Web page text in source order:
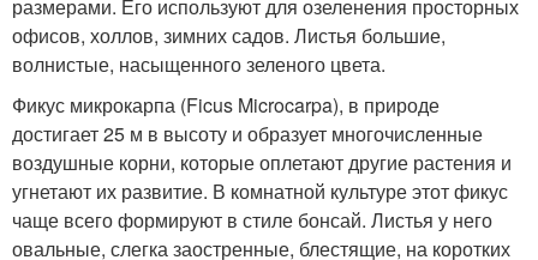
размерами. Его используют для озеленения просторных
офисов, холлов, зимних садов. Листья большие,
волнистые, насыщенного зеленого цвета.
Фикус микрокарпа (Ficus Microcarpa), в природе
достигает 25 м в высоту и образует многочисленные
воздушные корни, которые оплетают другие растения и
угнетают их развитие. В комнатной культуре этот фикус
чаще всего формируют в стиле бонсай. Листья у него
овальные, слегка заостренные, блестящие, на коротких